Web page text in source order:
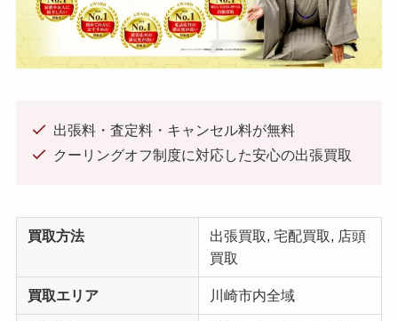
出張料・査定料・キャンセル料が無料
クーリングオフ制度に対応した安心の出張買取
買取方法
出張買取, 宅配買取, 店頭
買取
買取エリア 川崎市内全域